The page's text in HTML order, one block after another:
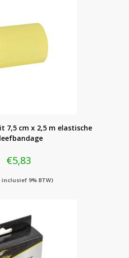
7,5 cm x 2,5 m elastische
€5,83
inclusief 9% BTW)